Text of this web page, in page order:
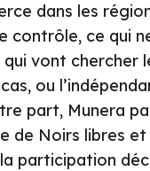
dans les
contrôle, ce qui
vont chercher
ou
part, Munera
de Noirs libres
participation